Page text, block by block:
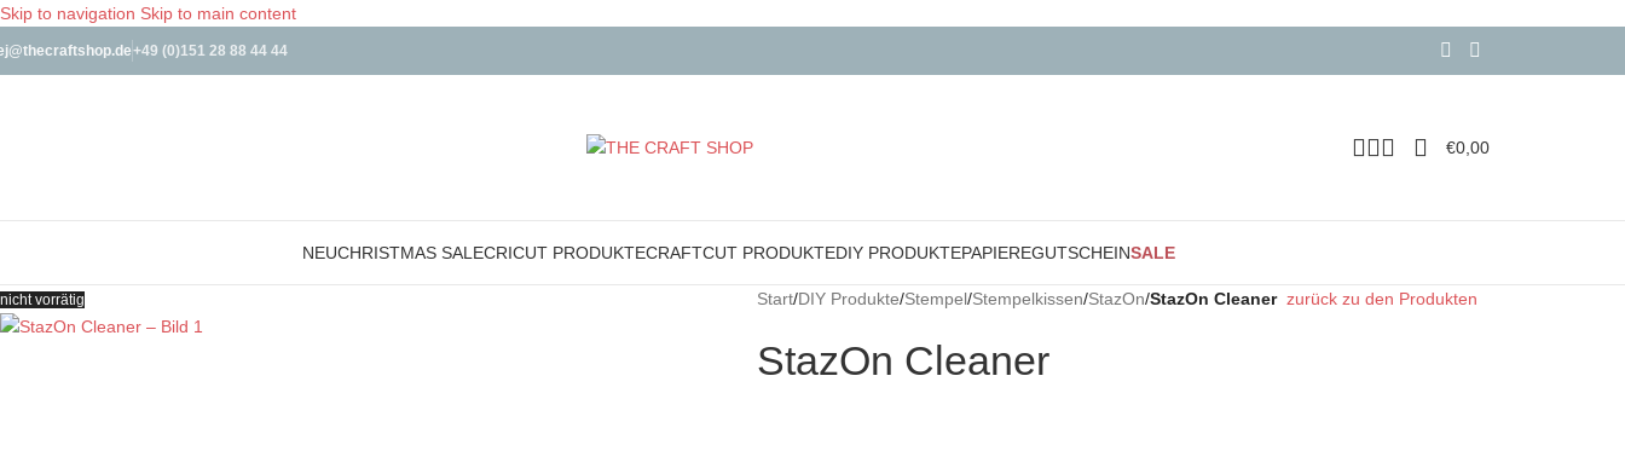
Skip to navigation Skip to main content
+49 (0)151 28 88 44 44
€0,00
NEUCHRISTMAS SALECRICUT PRODUKTECRAFTCUT PRODUKTEDIY PRODUKTEPAPIEREGUTSCHEINSALE
nicht vorrätig Start/DIY Produkte/Stempel/Stempelkissen/StazOn/StazOn Cleaner zurück zu den Produkten
StazOn Cleaner